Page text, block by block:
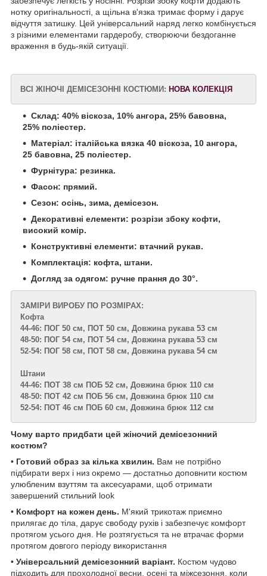
нотку оригінальності, а щільна в'язка тримає форму і дарує
відчуття затишку. Цей універсальний наряд легко комбінується
з різними елементами гардеробу, створюючи бездоганне
враження в будь-якій ситуації.
ВСІ ЖІНОЧІ ДЕМІСЕЗОННІ КОСТЮМИ: НОВА КОЛЕКЦІЯ
Склад: 40% віскоза, 10% ангора, 25% бавовна,
25% поліестер.
Матеріал: італійська вязка 40 віскоза, 10 ангора,
25 бавовна, 25 поліестер.
Фурнітура: резинка.
Фасон: прямий.
Сезон: осінь, зима, демісезон.
Декоративні елементи: розрізи збоку кофти,
високий комір.
Конструктивні елементи: втачний рукав.
Комплектація: кофта, штани.
Догляд за одягом: ручне прання до 30°.
ЗАМІРИ ВИРОБУ ПО РОЗМІРАХ:
Кофта
44-46: ПОГ 50 см, ПОТ 50 см, Довжина рукава 53 см
48-50: ПОГ 54 см, ПОТ 54 см, Довжина рукава 53 см
52-54: ПОГ 58 см, ПОТ 58 см, Довжина рукава 54 см
Штани
44-46: ПОТ 38 см ПОБ 52 см, Довжина брюк 110 см
48-50: ПОТ 42 см ПОБ 56 см, Довжина брюк 110 см
52-54: ПОТ 46 см ПОБ 60 см, Довжина брюк 112 см
Чому варто придбати цей жіночий демісезонний
костюм?
• Готовий образ за кілька хвилин. Вам не потрібно
підбирати верх і низ окремо — достатньо доповнити костюм
улюбленим взуттям та аксесуарами, щоб отримати
завершений стильний look
• Комфорт на кожен день. М'який трикотаж приємно
прилягає до тіла, дарує свободу рухів і забезпечує комфорт
протягом усього дня. Не розтягується та не втрачає форми
протягом довгого періоду використання
• Універсальний демісезонний варіант. Костюм чудово
підходить для прохолодної весни, осені та міжсезоння, коли